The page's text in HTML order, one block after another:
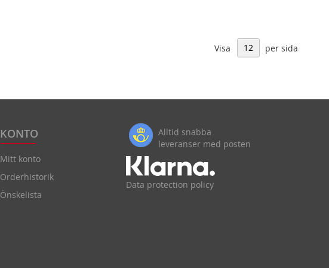
Visa per sida
KONTO
Mitt konto
Orderhistorik
Önskelista
Alltid snabba
leveranser med posten
Data protection policy